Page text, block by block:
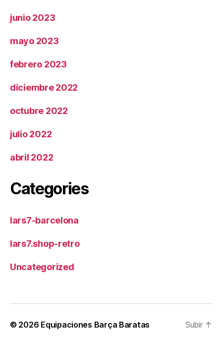
junio 2023
mayo 2023
febrero 2023
diciembre 2022
octubre 2022
julio 2022
abril 2022
Categories
lars7-barcelona
lars7.shop-retro
Uncategorized
© 2026 Equipaciones Barça Baratas Subir ↑